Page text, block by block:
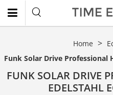
Home
Funk Solar Drive Professional
FUNK SOLAR DRIVE
EDELSTAHL